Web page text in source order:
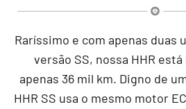
Raríssimo e com apenas duas
versão SS, nossa HHR
apenas 36 mil km. Digno de
HHR SS usa o mesmo motor